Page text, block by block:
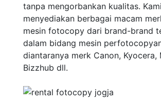
tanpa mengorbankan kualitas. Kami
menyediakan berbagai macam
mesin fotocopy dari brand-brand
dalam bidang mesin
diantaranya merk Canon, Kyocera,
Bizzhub dll.